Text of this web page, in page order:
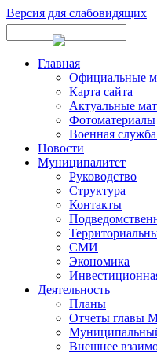
Версия для слабовидящих
Главная
Официальные
Карта сайта
Актуальные
Фотоматериалы
Военная
Новости
Муниципалитет
Руководство
Структура
Контакты
СМИ
Экономика
Деятельность
Планы
Отчеты главы
Внешнее